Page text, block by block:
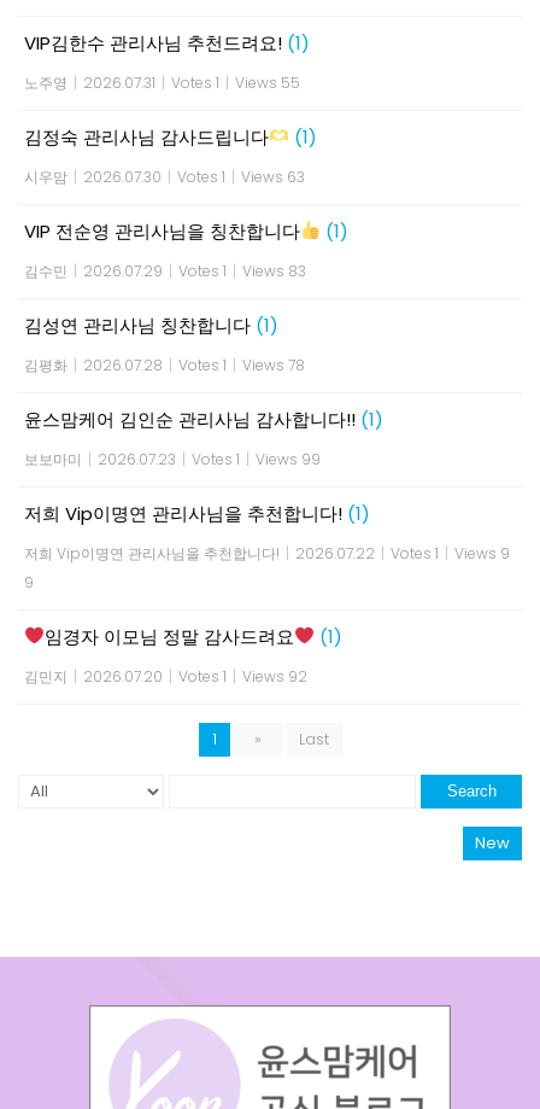
VIP김한수 관리사님 추천드려요! (1)
노주영 | 2026.07.31 | Votes 1 | Views 55
김정숙 관리사님 감사드립니다 (1)
시우맘 | 2026.07.30 | Votes 1 | Views 63
VIP 전순영 관리사님을 칭찬합니다 (1)
김수민 | 2026.07.29 | Votes 1 | Views 83
김성연 관리사님 칭찬합니다 (1)
김평화 | 2026.07.28 | Votes 1 | Views 78
윤스맘케어 김인순 관리사님 감사합니다!! (1)
보보마미 | 2026.07.23 | Votes 1 | Views 99
저희 Vip이명연 관리사님을 추천합니다! (1)
저희 Vip이명연 관리사님을 추천합니다! | 2026.07.22 | Votes 1 | Views 9
9
임경자 이모님 정말 감사드려요 (1)
김민지 | 2026.07.20 | Votes 1 | Views 92
1 » Last
Search
New